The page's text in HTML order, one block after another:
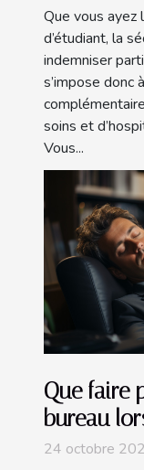
Que vous
d’étudiant, la
indemniser
s’impose donc
soins et
Vous...
Que faire
bureau
s’installe ?
24 octobre